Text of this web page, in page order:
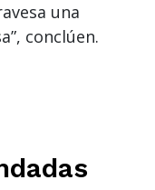
una
conclúen.